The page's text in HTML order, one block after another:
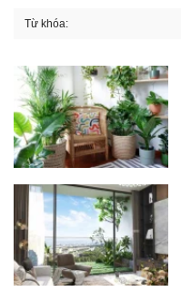
Từ khóa: